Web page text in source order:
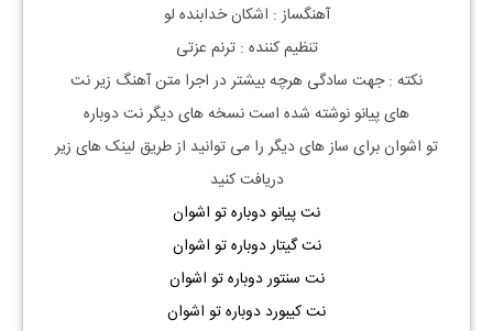
آهنگساز : اشکان خدابنده لو
تنظیم کننده : ترنم عزتی
نکته : جهت سادگی هرچه بیشتر در اجرا متن آهنگ زیر نت
هایپیانونوشته شده است نسخه های دیگر نتدوباره
تو اشوانبرای ساز های دیگر را می توانید از طریق لینک های زیر
دریافت کنید
نتپیانو دوباره تو اشوان
نت گیتاردوباره تو اشوان
نت سنتوردوباره تو اشوان
نتکیبورددوباره تو اشوان